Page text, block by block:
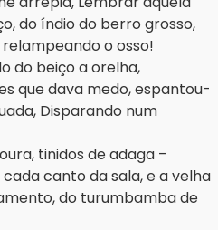
do índio do berro grosso,
o osso!
do beiço a orelha,
que dava medo, espantou-
Disparando num
tinidos de adaga –
canto da sala, e a velha
do turumbamba de